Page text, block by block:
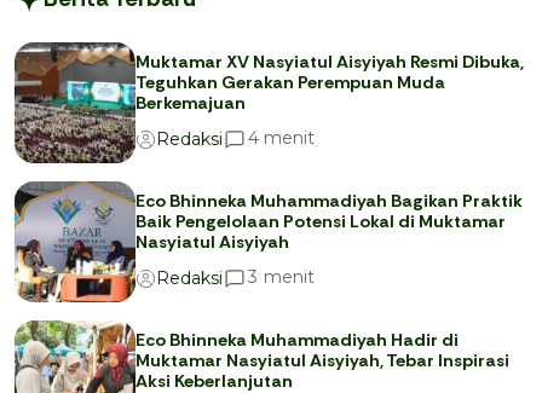
Muktamar XV Nasyiatul Aisyiyah Resmi Dibuka,
Teguhkan Gerakan Perempuan Muda
Berkemajuan
Redaksi
4 menit
Eco Bhinneka Muhammadiyah Bagikan Praktik
Baik Pengelolaan Potensi Lokal di Muktamar
Nasyiatul Aisyiyah
Redaksi
3 menit
Eco Bhinneka Muhammadiyah Hadir di
Muktamar Nasyiatul Aisyiyah, Tebar Inspirasi
Aksi Keberlanjutan